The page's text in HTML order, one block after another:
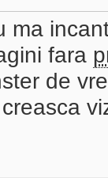
ma
fara
de